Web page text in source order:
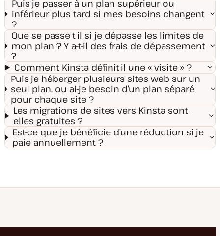
Puis-je passer à un plan supérieur ou
inférieur plus tard si mes besoins changent
?
Que se passe-t-il si je dépasse les limites de
mon plan ? Y a-t-il des frais de dépassement
?
Comment Kinsta définit-il une « visite » ?
Puis-je héberger plusieurs sites web sur un
seul plan, ou ai-je besoin d’un plan séparé
pour chaque site ?
Les migrations de sites vers Kinsta sont-
elles gratuites ?
Est-ce que je bénéficie d’une réduction si je
paie annuellement ?